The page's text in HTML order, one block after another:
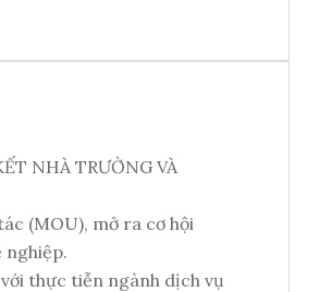
NHÀ TRƯỜNG VÀ
(MOU), mở ra cơ hội
nghiệp.
thực tiễn ngành dịch vụ